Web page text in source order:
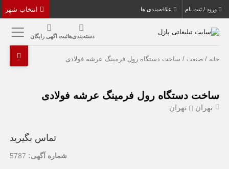
ورود / ثبت نام علاقه‌مندی ها
دسته‌بندی‌هاثبت اگهی رایگان
خانه /صنعت / ساخت دستگاه رول فرمینگ عرشه فولادی
ساخت دستگاه رول فرمینگ عرشه فولادی
تهران تهران
تماس بگیرید
شماره آگهی: 5787